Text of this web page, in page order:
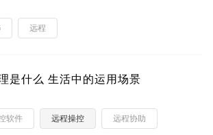
远程
是什么 生活中的运用场景
软件 远程操控 远程协助